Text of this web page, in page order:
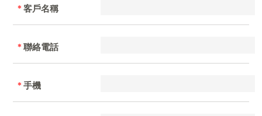
* 客戶名稱
* 聯絡電話
* 手機